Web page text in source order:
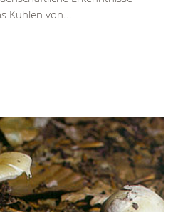
Kühlen von...